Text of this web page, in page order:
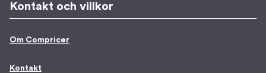
Kontakt och villkor
Om Compricer
Kontakt